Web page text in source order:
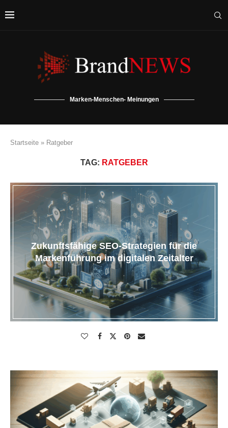
Marken-Menschen- Meinungen
Startseite » Ratgeber
TAG: RATGEBER
Zukunftsfähige SEO-Strategien für die
Markenführung im digitalen Zeitalter